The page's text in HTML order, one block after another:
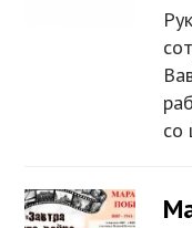
со